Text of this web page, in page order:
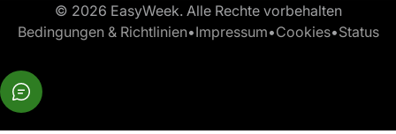
© 2026 EasyWeek. Alle Rechte vorbehalten
Bedingungen & Richtlinien•Impressum•Cookies•Status